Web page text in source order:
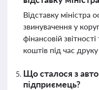
Відставку міністра
звинувачення у
фінансовій
коштів під час
Що сталося з
підприємець?